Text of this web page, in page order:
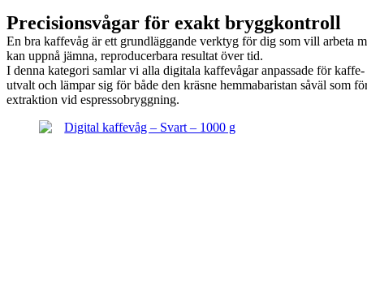
Precisionsvågar för exakt bryggkontroll
En bra kaffevåg är ett grundläggande verktyg för dig som vill arbeta
kan uppnå jämna, reproducerbara resultat över tid.
I denna kategori samlar vi alla digitala kaffevågar anpassade för
utvalt och lämpar sig för både den kräsne hemmabaristan såväl
extraktion vid espressobryggning.